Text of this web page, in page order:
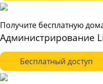
Получите бесплатную
Администрирование
Бесплатный доступ